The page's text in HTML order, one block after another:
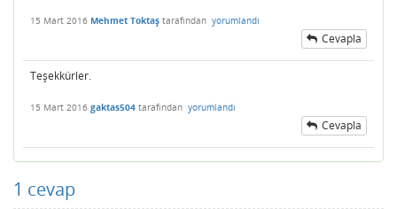
15 Mart 2016 Mehmet Toktaş tarafından yorumlandı
Cevapla
Teşekkürler.
15 Mart 2016 gaktas504 tarafından yorumlandı
Cevapla
1 cevap